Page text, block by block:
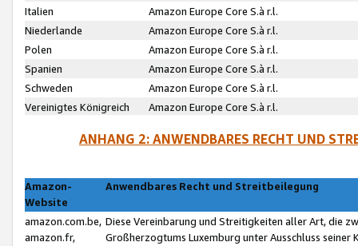
Italien
Amazon Europe Core S.à r.l.
Niederlande
Amazon Europe Core S.à r.l.
Polen
Amazon Europe Core S.à r.l.
Spanien
Amazon Europe Core S.à r.l.
Schweden
Amazon Europe Core S.à r.l.
Vereinigtes Königreich
Amazon Europe Core S.à r.l.
ANHANG 2: ANWENDBARES RECHT UND
Amazon-
Website
Anwendbares Recht und Streitbeilegung
amazon.com.be,
amazon.fr,
Diese Vereinbarung und Streitigkeiten aller Art, die
Großherzogtums Luxemburg unter Ausschluss